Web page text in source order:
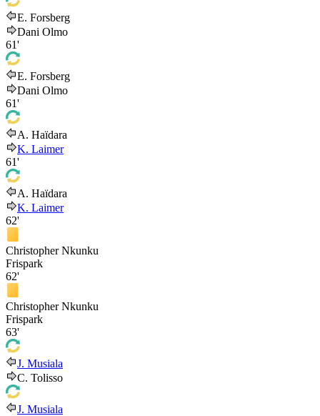
E. Forsberg
Dani Olmo
61'
E. Forsberg
Dani Olmo
61'
A. Haïdara
K. Laimer
61'
A. Haïdara
K. Laimer
62'
Christopher Nkunku
Frispark
62'
Christopher Nkunku
Frispark
63'
J. Musiala
C. Tolisso
J. Musiala